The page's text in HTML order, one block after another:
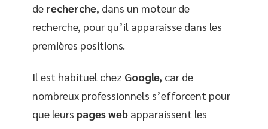
de recherche, dans un moteur de
recherche, pour qu’il apparaisse dans les
premières positions.
Il est habituel chez Google, car de
nombreux professionnels s’efforcent pour
que leurs pagesweb apparaissent les